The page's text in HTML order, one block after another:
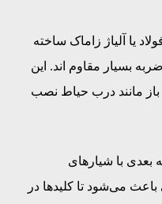
یا آلیاژ زاماک ساخته
بسیار مقاوم ‌اند. این
مانند درب حیاط نصب
‌بعدی با شیارهای
می‌شود تا کلیدها در